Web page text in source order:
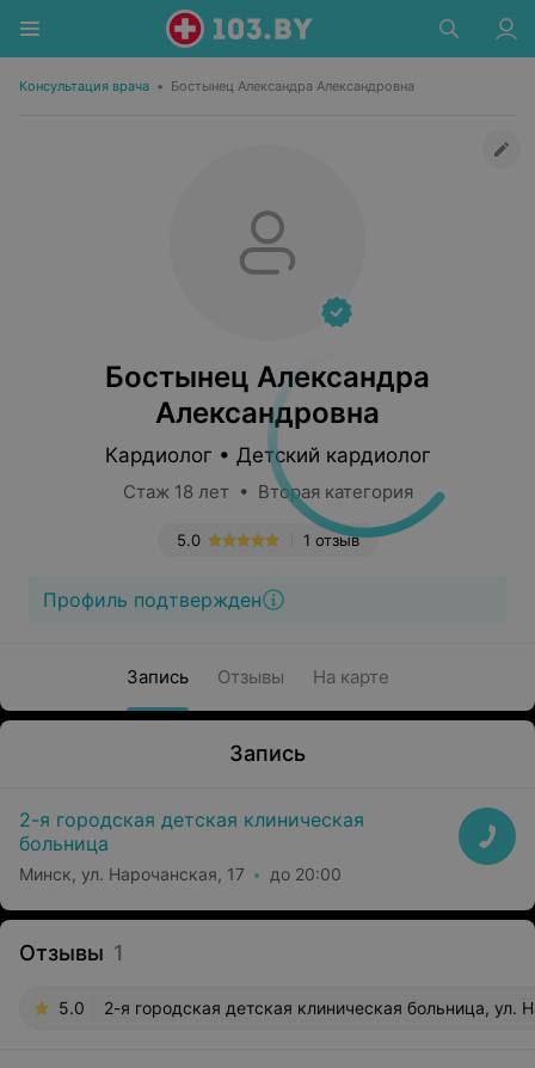
Консультация врача • Бостынец Александра Александровна
Бостынец Александра
Александровна
Кардиолог • Детский кардиолог
Стаж 18 лет • Вторая категория
1 отзыв
5.0
Профиль подтвержден
Запись Отзывы На карте
Запись
2-я городская детская клиническая
больница
Минск, ул. Нарочанская, 17 до 20:00
Отзывы 1
5.0 2-я городская детская клиническая больница, ул.